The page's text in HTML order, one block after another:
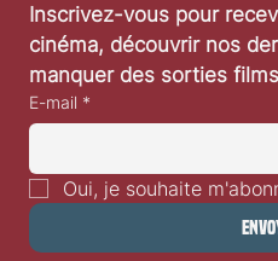
Inscrivez-vous pour
cinéma, découvrir nos
manquer des sorties
E-mail *
Oui, je souhaite